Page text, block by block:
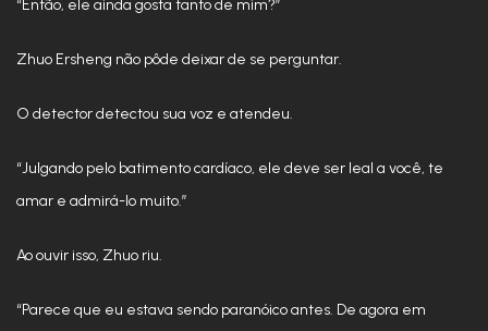
“Então, ele ainda gosta tanto de mim?”
Zhuo Ersheng não pôde deixar de se perguntar.
O detector detectou sua voz e atendeu.
“Julgando pelo batimento cardíaco, ele deve ser leal a você, te
amar e admirá-lo muito.”
Ao ouvir isso, Zhuo riu.
“Parece que eu estava sendo paranóico antes. De agora em